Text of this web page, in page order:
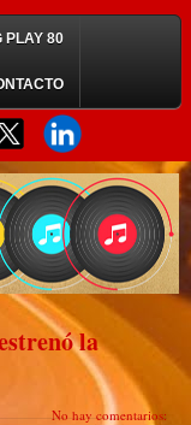
PLAY 80
la
No hay comentarios: